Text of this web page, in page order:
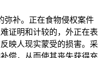
补。正在食物侵权案件
证明和计较的，外正在表
映人现实蒙受的损害。采
偿，从而使其丧失获得充